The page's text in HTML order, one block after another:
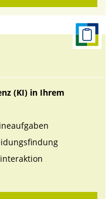
(KI) in Ihrem